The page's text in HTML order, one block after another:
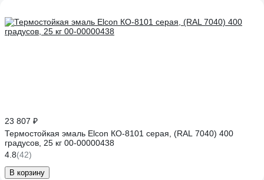
23 807 ₽
Термостойкая эмаль Elcon КО-8101 серая, (RAL 7040) 400
градусов, 25 кг 00-00000438
4.8(42)
В корзину